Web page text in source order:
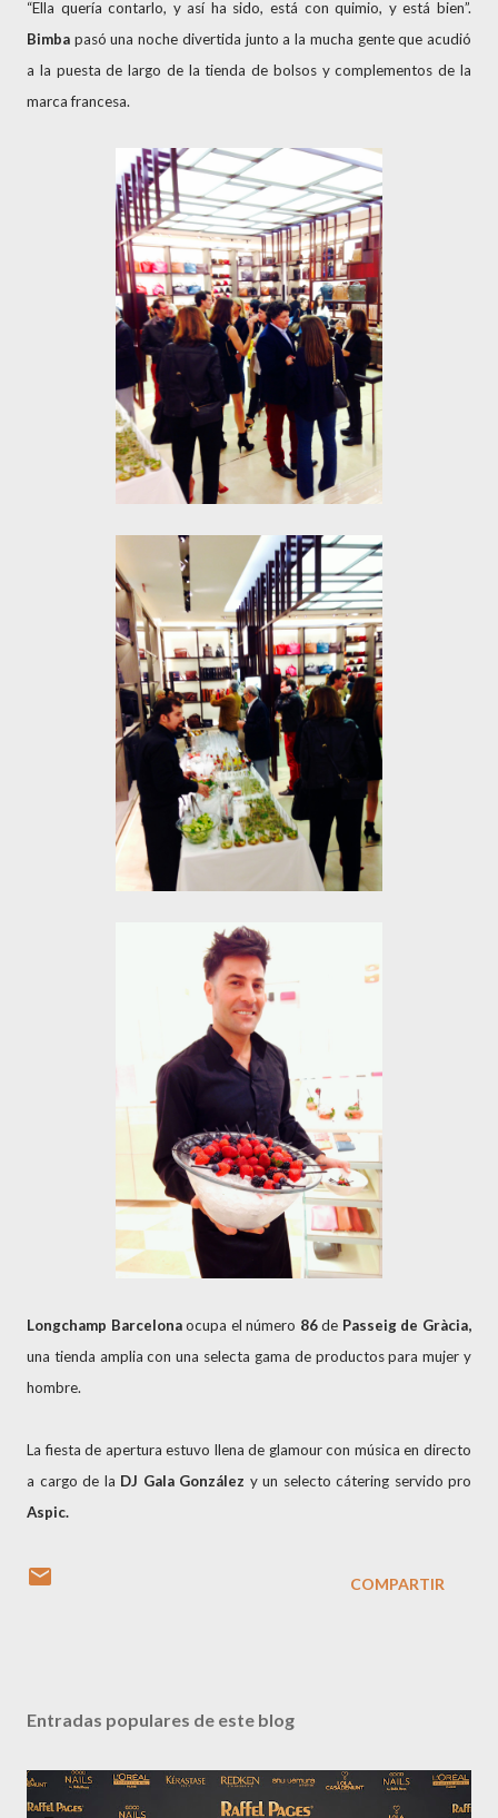
“Ella quería contarlo, y así ha sido, está con quimio, y está bien”.
Bimba pasó una noche divertida junto a la mucha gente que acudió
a la puesta de largo de la tienda de bolsos y complementos de la
marca francesa.
Longchamp Barcelonaocupa el número 86de Passeig de Gràcia,
una tienda amplia con una selecta gama de productos para mujer y
hombre.
La fiesta de apertura estuvo llena de glamour con música en directo
a cargo de la DJ Gala González y un selecto cátering servido pro
Aspic.
COMPARTIR
Entradas populares de este blog